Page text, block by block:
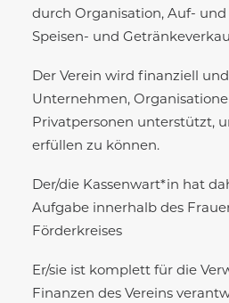
durch Organisation, Auf-
Speisen- und
Der Verein wird finanziell
Unternehmen,
Privatpersonen unterstützt,
erfüllen zu können.
Der/die Kassenwart*in hat
Aufgabe innerhalb des
Förderkreises
Er/sie ist komplett für die
Finanzen des Vereins